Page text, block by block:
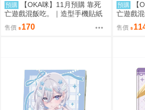
預購
【OKA咪】11月預購 靠死
亡遊戲混飯吃。｜造型手機貼紙
01/ (新繪插畫) (幽鬼)
售價 170
預購
【
亡遊戲
(新繪插
售價